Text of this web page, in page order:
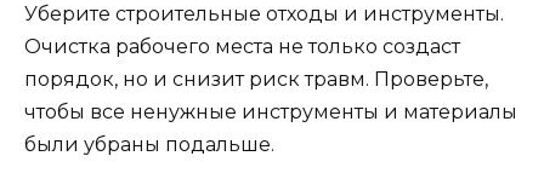
Уберите строительные отходы и инструменты.
Очистка рабочего места не только создаст
порядок, но и снизит риск травм. Проверьте,
чтобы все ненужные инструменты и материалы
были убраны подальше.